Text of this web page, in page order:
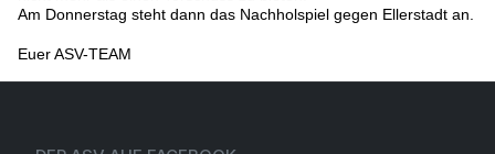
Am Donnerstag steht dann das Nachholspiel gegen Ellerstadt an.
Euer ASV-TEAM